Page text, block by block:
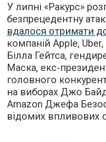
У липні «Ракурс»
безпрецедентну
вдалося отримати
компаній Apple,
Білла Гейтса,
Маска, екс-
головного
на виборах Джо
Amazon Джефа
відомих впливових